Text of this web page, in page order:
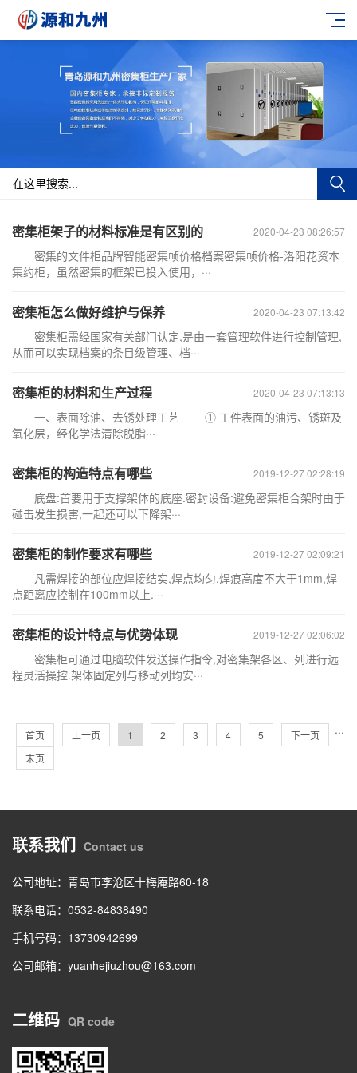
2020-04-23 08:26:57
密集柜架子的材料标准是有区别的
密集的文件柜品牌智能密集帧价格档案密集帧价格-洛阳花资本
集约柜，虽然密集的框架已投入使用，···
2020-04-23 07:13:42
密集柜怎么做好维护与保养
密集柜需经国家有关部门认定,是由一套管理软件进行控制管理,
从而可以实现档案的条目级管理、档···
2020-04-23 07:13:13
密集柜的材料和生产过程
一、表面除油、去锈处理工艺 ① 工件表面的油污、锈斑及
氧化层，经化学法清除脱脂···
2019-12-27 02:28:19
密集柜的构造特点有哪些
底盘:首要用于支撑架体的底座.密封设备:避免密集柜合架时由于
碰击发生损害,一起还可以下降架···
2019-12-27 02:09:21
密集柜的制作要求有哪些
凡需焊接的部位应焊接结实,焊点均匀,焊痕高度不大于1mm,焊
点距离应控制在100mm以上.···
2019-12-27 02:06:02
密集柜的设计特点与优势体现
密集柜可通过电脑软件发送操作指令,对密集架各区、列进行远
程灵活操控.架体固定列与移动列均安···
首页 上一页 1 2 3 4 5 ···
下一页
末页
联系我们 Contact us
公司地址：青岛市李沧区十梅庵路60-18
联系电话：0532-84838490
手机号码：13730942699
公司邮箱：yuanhejiuzhou@163.com
二维码 QR code